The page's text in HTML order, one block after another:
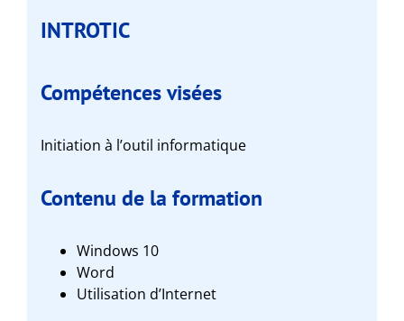
INTROTIC
Compétences visées
Initiation à l’outil informatique
Contenu de la formation
Windows 10
Word
Utilisation d’Internet